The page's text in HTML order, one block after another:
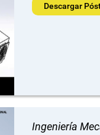
Descargar
Ingeniería